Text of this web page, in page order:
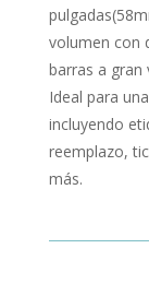
volumen con
barras a gran
Ideal para
incluyendo
reemplazo,
más.